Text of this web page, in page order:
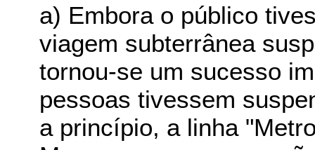
a) Embora o público
viagem subterrânea
tornou-se um sucesso
pessoas tivessem
a princípio, a linha